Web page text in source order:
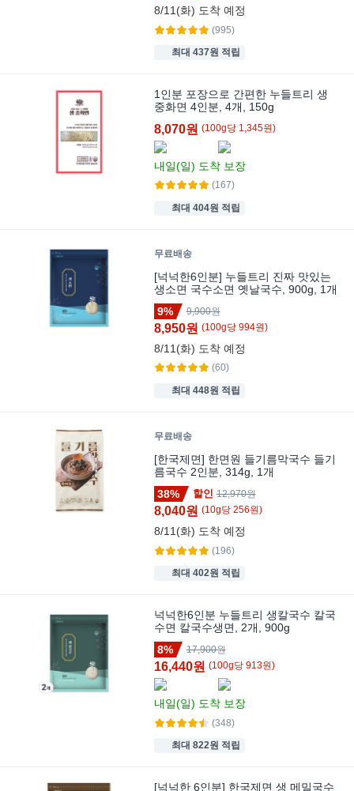
8/11(화) 도착 예정
(995)
최대 437원 적립
1인분 포장으로 간편한 누들트리 생
중화면 4인분, 4개, 150g
8,070원 (100g당 1,345원)
내일(일) 도착 보장
(167)
최대 404원 적립
무료배송
[넉넉한6인분] 누들트리 진짜 맛있는
생소면 국수소면 옛날국수, 900g, 1개
9%
9,900원
8,950원 (100g당 994원)
8/11(화) 도착 예정
(60)
최대 448원 적립
무료배송
[한국제면] 한면원 들기름막국수 들기
름국수 2인분, 314g, 1개
38%
할인 12,970원
8,040원 (10g당 256원)
8/11(화) 도착 예정
(196)
최대 402원 적립
넉넉한6인분 누들트리 생칼국수 칼국
수면 칼국수생면, 2개, 900g
8%
17,900원
16,440원 (100g당 913원)
내일(일) 도착 보장
(348)
최대 822원 적립
[넉넉한 6인분] 한국제면 생 메밀국수